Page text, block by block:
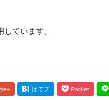
ています。